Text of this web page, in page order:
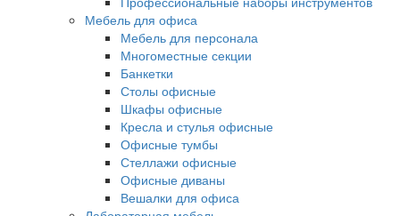
Мебель для офиса
Мебель для персонала
Многоместные секции
Банкетки
Столы офисные
Шкафы офисные
Кресла и стулья офисные
Офисные тумбы
Стеллажи офисные
Офисные диваны
Вешалки для офиса